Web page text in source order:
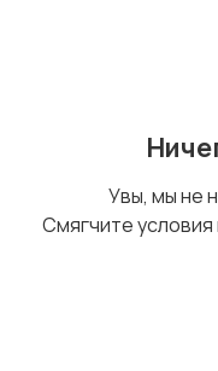
Увы, мы не
Смягчите